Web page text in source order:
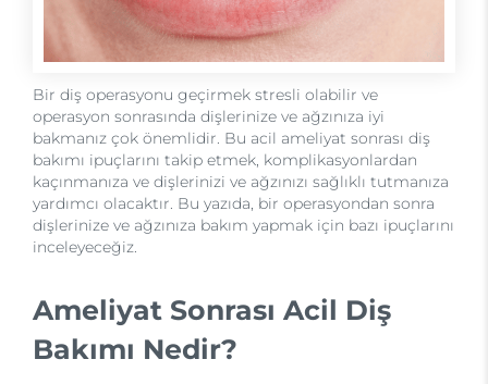
Bir diş operasyonu geçirmek stresli olabilir ve
operasyon sonrasında dişlerinize ve ağzınıza iyi
bakmanız çok önemlidir. Bu acil ameliyat sonrası diş
bakımı ipuçlarını takip etmek, komplikasyonlardan
kaçınmanıza ve dişlerinizi ve ağzınızı sağlıklı tutmanıza
yardımcı olacaktır. Bu yazıda, bir operasyondan sonra
dişlerinize ve ağzınıza bakım yapmak için bazı ipuçlarını
inceleyeceğiz.
Ameliyat Sonrası Acil Diş
Bakımı Nedir?